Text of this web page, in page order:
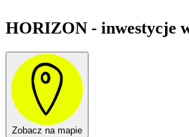
HORIZON - inwestycje
Zobacz na mapie